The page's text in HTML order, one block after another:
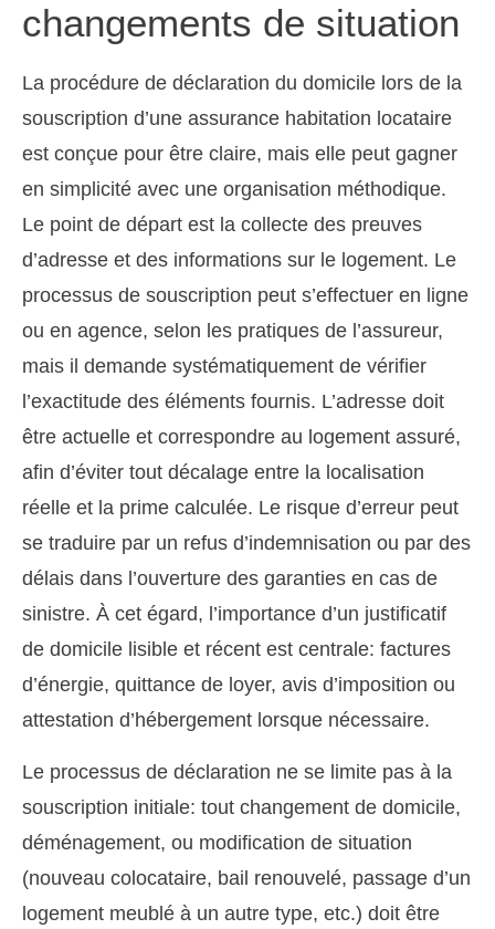
changements de situation
La procédure de déclaration du domicile lors de la
souscription d’une assurance habitation locataire
est conçue pour être claire, mais elle peut gagner
en simplicité avec une organisation méthodique.
Le point de départ est la collecte des preuves
d’adresse et des informations sur le logement. Le
processus de souscription peut s’effectuer en ligne
ou en agence, selon les pratiques de l’assureur,
mais il demande systématiquement de vérifier
l’exactitude des éléments fournis. L’adresse doit
être actuelle et correspondre au logement assuré,
afin d’éviter tout décalage entre la localisation
réelle et la prime calculée. Le risque d’erreur peut
se traduire par un refus d’indemnisation ou par des
délais dans l’ouverture des garanties en cas de
sinistre. À cet égard, l’importance d’un justificatif
de domicile lisible et récent est centrale: factures
d’énergie, quittance de loyer, avis d’imposition ou
attestation d’hébergement lorsque nécessaire.
Le processus de déclaration ne se limite pas à la
souscription initiale: tout changement de domicile,
déménagement, ou modification de situation
(nouveau colocataire, bail renouvelé, passage d’un
logement meublé à un autre type, etc.) doit être